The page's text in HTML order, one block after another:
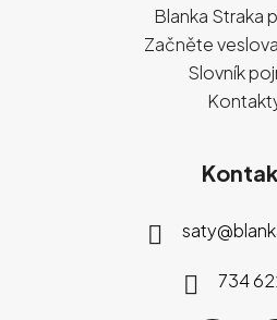
Blanka Straka
Začněte
Slovník
saty@
734